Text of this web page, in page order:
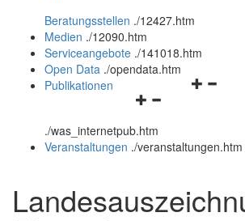
und
schließen
Beratungsstellen ./12427.htm
Medien ./12090.htm
Serviceangebote ./141018.htm
Open Data ./opendata.htm
Navigationsmenü
und
schließen
Publikationen
./was_internetpub.htm
Veranstaltungen ./veranstaltungen.htm